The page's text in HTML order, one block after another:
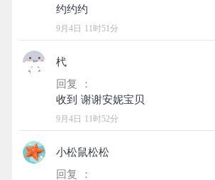
9月4日 11时51分
杙
回复 ：
9月4日 11时52分
小松鼠松松
回复 ：